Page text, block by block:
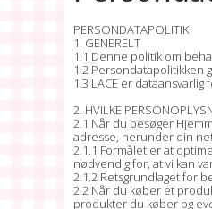
PERSONDATAPOLITIK
1. GENERELT
1.1 Denne politik om
1.2 Persondatapolitikken
1.3 LACE er
2. HVILKE
2.1 Når du besøger
adresse, herunder din
2.1.1 Formålet er at
nødvendig for, at vi kan
2.1.2 Retsgrundlaget for
2.2 Når du køber et
produkter du køber og